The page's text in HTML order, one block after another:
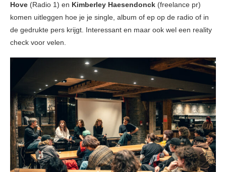
Hove (Radio 1) en Kimberley Haesendonck (freelance pr)
komen uitleggen hoe je je single, album of ep op de radio of in
de gedrukte pers krijgt. Interessant en maar ook wel een reality
check voor velen.